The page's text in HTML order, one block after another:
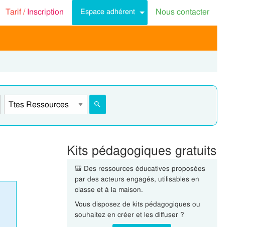
Tarif /Inscription Espace adhérent Nous contacter
Kits pédagogiques gratuits
🎒 Des ressources éducatives proposées
par des acteurs engagés, utilisables en
classe et à la maison.
Vous disposez de kits pédagogiques ou
souhaitez en créer et les diffuser ?